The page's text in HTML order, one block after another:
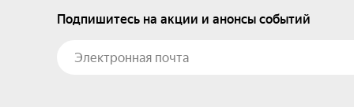
Подпишитесь на акции и анонсы событий